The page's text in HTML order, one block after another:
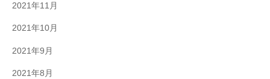
2021年11月
2021年10月
2021年9月
2021年8月